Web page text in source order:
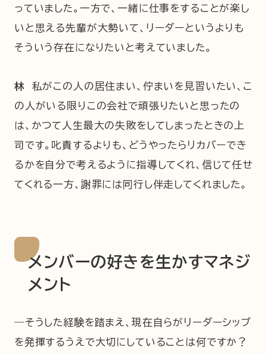
っていました。一方で、一緒に仕事をすることが楽し
いと思える先輩が大勢いて、リーダーというよりも
そういう存在になりたいと考えていました。
林 私がこの人の居住まい、佇まいを見習いたい、こ
の人がいる限りこの会社で頑張りたいと思ったの
は、かつて人生最大の失敗をしてしまったときの上
司です。叱責するよりも、どうやったらリカバーでき
るかを自分で考えるように指導してくれ、信じて任せ
てくれる一方、謝罪には同行し伴走してくれました。
メンバーの好きを生かすマネジ
メント
―そうした経験を踏まえ、現在自らがリーダーシップ
を発揮するうえで大切にしていることは何ですか？